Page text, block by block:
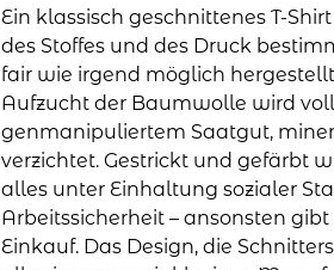
"Gebärden"
Menge
Ein klassisch geschnittenes T-
des Stoffes und des Druck
fair wie irgend möglich
Aufzucht der Baumwolle wird
genmanipuliertem Saatgut,
verzichtet. Gestrickt und gefärbt
alles unter Einhaltung sozialer
Arbeitssicherheit – ansonsten
Einkauf. Das Design, die